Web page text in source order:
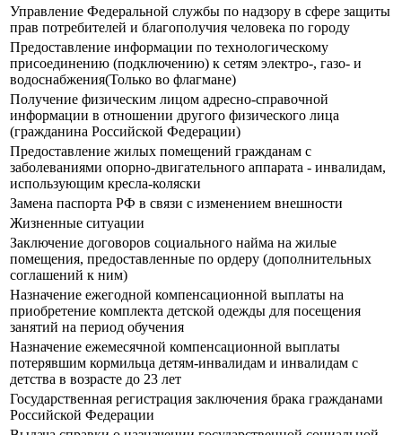
Управление Федеральной службы по надзору в сфере защиты
прав потребителей и благополучия человека по городу
Предоставление информации по технологическому
присоединению (подключению) к сетям электро-, газо- и
водоснабжения(Только во флагмане)
Получение физическим лицом адресно-справочной
информации в отношении другого физического лица
(гражданина Российской Федерации)
Предоставление жилых помещений гражданам с
заболеваниями опорно-двигательного аппарата - инвалидам,
использующим кресла-коляски
Замена паспорта РФ в связи с изменением внешности
Жизненные ситуации
Заключение договоров социального найма на жилые
помещения, предоставленные по ордеру (дополнительных
соглашений к ним)
Назначение ежегодной компенсационной выплаты на
приобретение комплекта детской одежды для посещения
занятий на период обучения
Назначение ежемесячной компенсационной выплаты
потерявшим кормильца детям-инвалидам и инвалидам с
детства в возрасте до 23 лет
Государственная регистрация заключения брака гражданами
Российской Федерации